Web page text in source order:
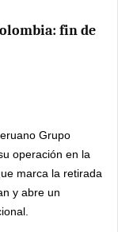
fin de
Grupo
operación en la
marca la retirada
y abre un